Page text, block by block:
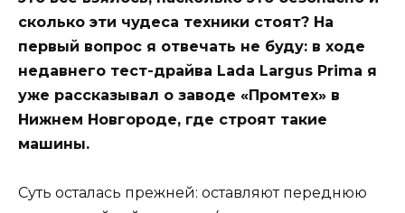
сколько эти чудеса техники стоят? На
первый вопрос я отвечать не буду: в ходе
недавнего тест-драйва Lada Largus Prima я
уже рассказывал о заводе «Промтех» в
Нижнем Новгороде, где строят такие
машины.
Суть осталась прежней: оставляют переднюю